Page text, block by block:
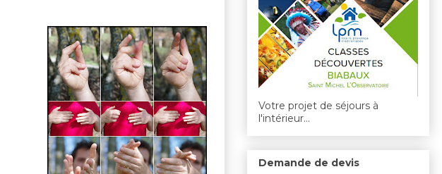
Votre projet de séjours à
l'intérieur...
Demande de devis